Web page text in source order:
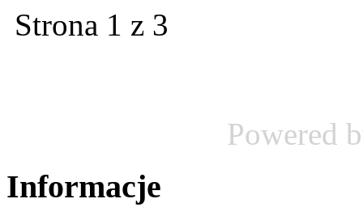
Strona 1 z 3
Powered
Informacje